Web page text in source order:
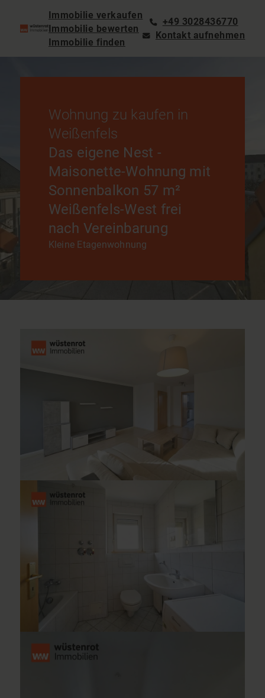
Immobilie verkaufen
Immobilie bewerten
Immobilie finden
+49 3028436770
Kontakt aufnehmen
Wohnung zu kaufen in
Weißenfels
Das eigene Nest -
Maisonette-Wohnung mit
Sonnenbalkon 57 m²
Weißenfels-West frei
nach Vereinbarung
Kleine Etagenwohnung